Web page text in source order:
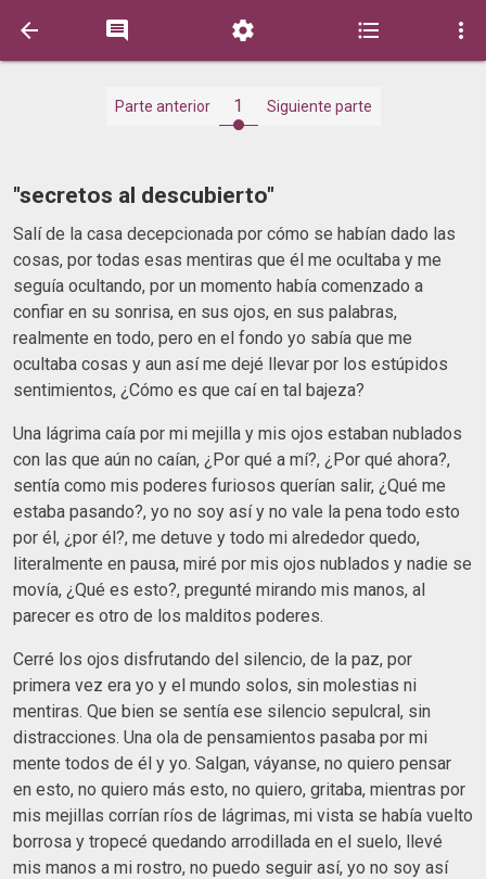
    
Parte anterior 1 Siguiente parte
"secretos al descubierto"
Salí de la casa decepcionada por cómo se habían dado las
cosas, por todas esas mentiras que él me ocultaba y me
seguía ocultando, por un momento había comenzado a
confiar en su sonrisa, en sus ojos, en sus palabras,
realmente en todo, pero en el fondo yo sabía que me
ocultaba cosas y aun así me dejé llevar por los estúpidos
sentimientos, ¿Cómo es que caí en tal bajeza?
Una lágrima caía por mi mejilla y mis ojos estaban nublados
con las que aún no caían, ¿Por qué a mí?, ¿Por qué ahora?,
sentía como mis poderes furiosos querían salir, ¿Qué me
estaba pasando?, yo no soy así y no vale la pena todo esto
por él, ¿por él?, me detuve y todo mi alrededor quedo,
literalmente en pausa, miré por mis ojos nublados y nadie se
movía, ¿Qué es esto?, pregunté mirando mis manos, al
parecer es otro de los malditos poderes.
Cerré los ojos disfrutando del silencio, de la paz, por
primera vez era yo y el mundo solos, sin molestias ni
mentiras. Que bien se sentía ese silencio sepulcral, sin
distracciones. Una ola de pensamientos pasaba por mi
mente todos de él y yo. Salgan, váyanse, no quiero pensar
en esto, no quiero más esto, no quiero, gritaba, mientras por
mis mejillas corrían ríos de lágrimas, mi vista se había vuelto
borrosa y tropecé quedando arrodillada en el suelo, llevé
mis manos a mi rostro, no puedo seguir así, yo no soy así